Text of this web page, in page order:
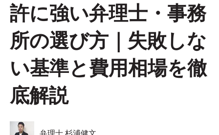
許に強い弁理士・事務
所の選び方｜失敗しな
い基準と費用相場を徹
底解説
弁理士 杉浦健文